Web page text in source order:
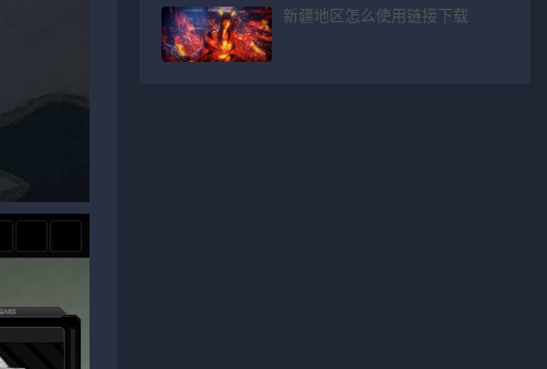
新疆地区怎么使用链接下载